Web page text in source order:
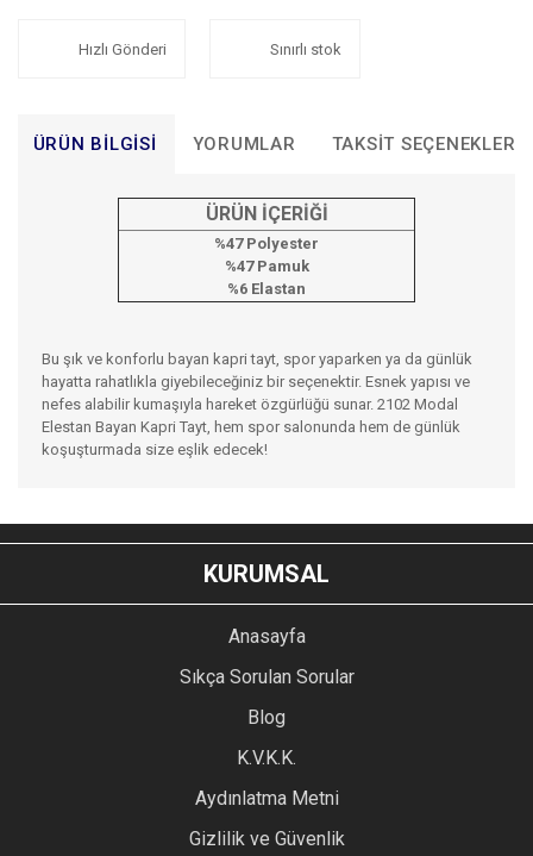
Hızlı Gönderi Sınırlı stok
ÜRÜN BILGISI YORUMLAR TAKSIT SEÇENEKLERI
ÜRÜN İÇERİĞİ
%47 Polyester
%47 Pamuk
%6 Elastan
Bu şık ve konforlu bayan kapri tayt, spor yaparken ya da günlük
hayatta rahatlıkla giyebileceğiniz bir seçenektir. Esnek yapısı ve
nefes alabilir kumaşıyla hareket özgürlüğü sunar. 2102 Modal
Elestan Bayan Kapri Tayt, hem spor salonunda hem de günlük
koşuşturmada size eşlik edecek!
YORUM YAZ
Bu ürünün fiyat bilgisi, resim, ürün açıklamalarında ve diğer
konularda yetersiz gördüğünüz noktaları öneri formunu
kullanarak tarafımıza iletebilirsiniz.
Ürün resmi kalitesiz, bozuk veya görüntülenemiyor.
Ürün açıklamasında eksik bilgiler bulunuyor.
Ürün bilgilerinde hatalar bulunuyor.
Ürün fiyatı diğer sitelerden daha pahalı.
KURUMSAL
Anasayfa
Sıkça Sorulan Sorular
Blog
K.V.K.K.
Aydınlatma Metni
Gizlilik ve Güvenlik